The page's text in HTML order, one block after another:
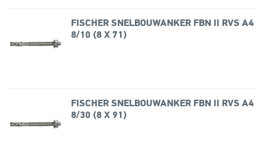
FISCHER SNELBOUWANKER FBN II RVS A4
8/10 (8 X 71)
FISCHER SNELBOUWANKER FBN II RVS A4
8/30 (8 X 91)